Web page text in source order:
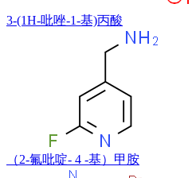
3-(1H-吡唑-1-基)丙酸
（2-氟吡啶- 4 -基）甲胺